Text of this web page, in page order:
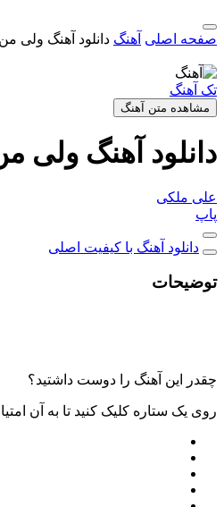
صفحه اصلی آهنگ دانلود آهنگ ولی
تک آهنگ
مشاهده متن آهنگ
دانلود آهنگ ولی
علی ملکی
پاپ
دانلود آهنگ با کیفیت اصلی
توضیحات
چقدر این آهنگ را دوست داشتید؟
روی یک ستاره کلیک کنید تا به آن